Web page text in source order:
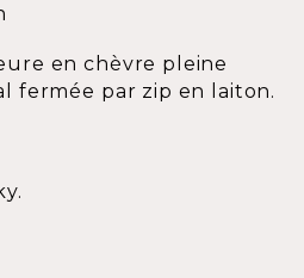
en chèvre pleine
fermée par zip en laiton.